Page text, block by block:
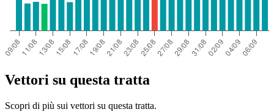
Vettori su questa tratta
Scopri di più sui vettori su questa tratta.